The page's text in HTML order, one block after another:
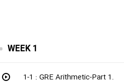
WEEK 1
1-1 : GRE Arithmetic-Part 1.